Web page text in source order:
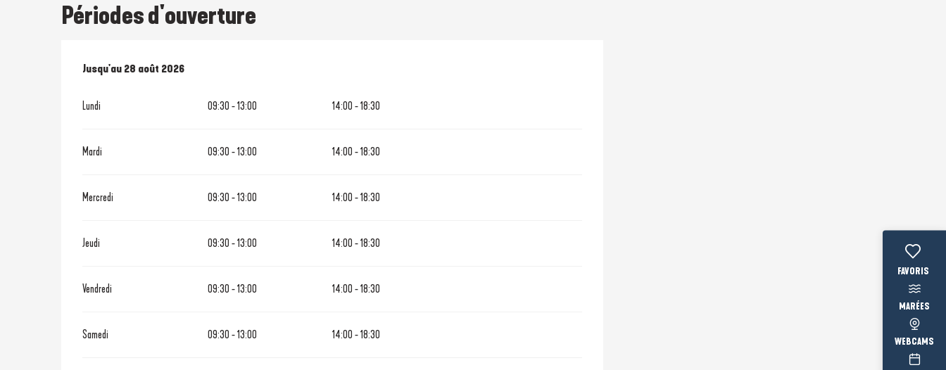
Voir les
MARÉES
WEBCAMS
Périodes d'ouverture
Du4 juillet 2026 au28 août 2026
Jusqu'au 28 août 2026
Lundi 09:30 - 13:00 14:00 - 18:30
Mardi 09:30 - 13:00 14:00 - 18:30
Mercredi 09:30 - 13:00 14:00 - 18:30
Jeudi 09:30 - 13:00 14:00 - 18:30
Vendredi 09:30 - 13:00 14:00 - 18:30
Samedi 09:30 - 13:00 14:00 - 18:30